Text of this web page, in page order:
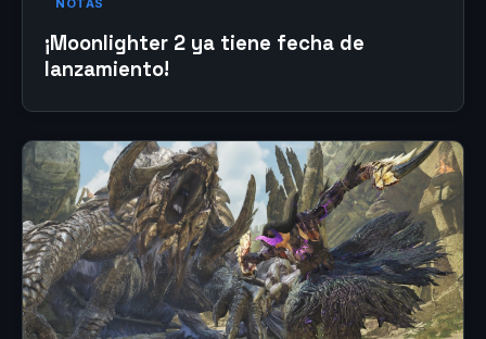
NOTAS
¡Moonlighter 2 ya tiene fecha de
lanzamiento!